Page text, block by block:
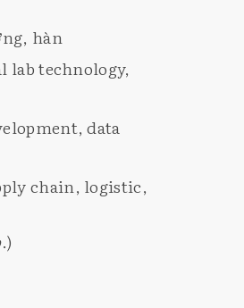
hàn
lab technology,
data
chain, logistic,
.)